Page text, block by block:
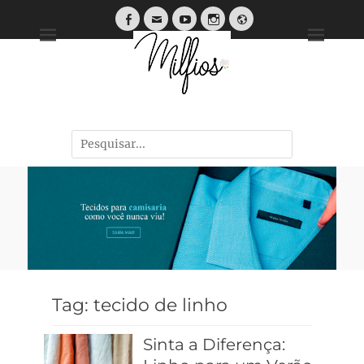
Tendências, Dicas e Guias de Tecidos
Tag: tecido de linho
Sinta a Diferença: